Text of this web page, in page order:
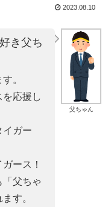
2023.08.10
父ちゃん
き父ち
。
応援し
イガー
ース！
父ちゃ
す。